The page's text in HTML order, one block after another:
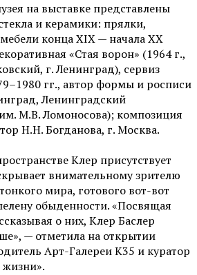
на выставке представлены
и керамики: прялки,
конца XIX — начала XX
«Стая ворон» (1964 г.,
г. Ленинград), сервиз
гг., автор формы и росписи
Ленинградский
М.В. Ломоносова); композиция
Н.Н. Богданова, г. Москва.
Клер присутствует
внимательному зрителю
мира, готового вот-вот
обыденности. «Посвящая
о них, Клер Баслер
— отметила на открытии
Арт-Галереи К35 и куратор